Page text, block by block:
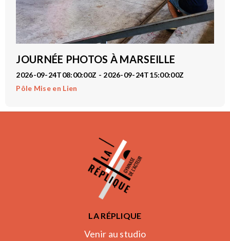
JOURNÉE PHOTOS À MARSEILLE
2026-09-24T08:00:00Z - 2026-09-24T15:00:00Z
Pôle Mise en Lien
LA RÉPLIQUE
Venir au studio